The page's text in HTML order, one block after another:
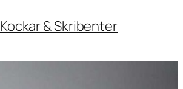
Kockar & Skribenter